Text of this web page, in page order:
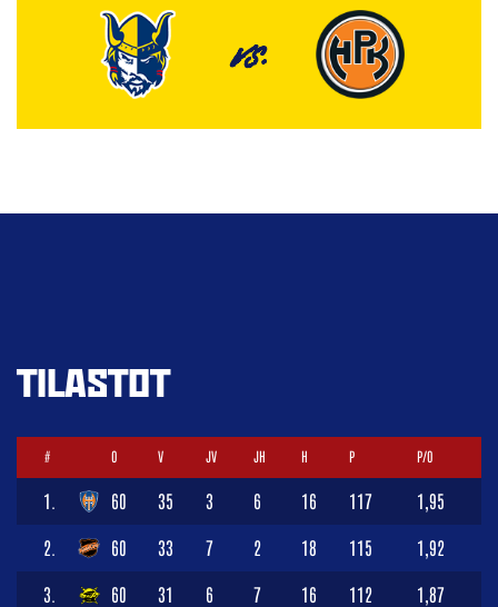
VS.
TILASTOT
# O V JV JH H P P/O
1. 60 35 3 6 16 117 1,95
2. 60 33 7 2 18 115 1,92
3. 60 31 6 7 16 112 1,87